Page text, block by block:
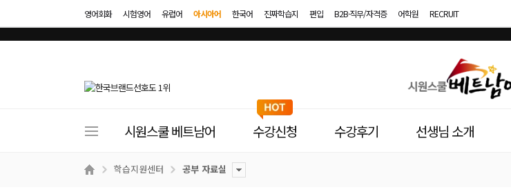
영어회화 시험영어 유럽어 아시아어 한국어 진짜학습지 편입 B2B·직무/자격증 어학원 RECRUIT
스
이
메
시원스쿨 베트남어 수강신청 수강후기 선생님 소개
학습지원센터 공부 자료실